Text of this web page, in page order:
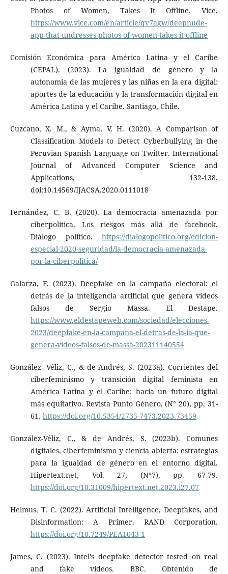
Photos of Women, Takes It Offline. Vice.
https://www.vice.com/en/article/qv7agw/deepnude-
app-that-undresses-photos-of-women-takes-it-offline
Comisión Económica para América Latina y el Caribe
(CEPAL). (2023). La igualdad de género y la
autonomía de las mujeres y las niñas en la era digital:
aportes de la educación y la transformación digital en
América Latina y el Caribe. Santiago, Chile.
Cuzcano, X. M., & Ayma, V. H. (2020). A Comparison of
Classification Models to Detect Cyberbullying in the
Peruvian Spanish Language on Twitter. International
Journal of Advanced Computer Science and
Applications, 132-138.
doi:10.14569/IJACSA.2020.0111018
Fernández, C. B. (2020). La democracia amenazada por
ciberpolitica. Los riesgos más allá de facebook.
Diálogo político.https://dialogopolitico.org/edicion-
especial-2020-seguridad/la-democracia-amenazada-
por-la-ciberpolitica/
Galarza, F. (2023). Deepfake en la campaña electoral: el
detrás de la inteligencia artificial que genera videos
falsos de Sergio Massa. El Destape.
https://www.eldestapeweb.com/sociedad/elecciones-
2023/deepfake-en-la-campana-el-detras-de-la-ia-que-
genera-videos-falsos-de-massa-202311140554
González- Véliz, C., & de Andrés, S. (2023a). Corrientes del
ciberfeminismo y transición digital feminista en
América Latina y el Caribe: hacia un futuro digital
más equitativo. Revista Punto Género, (N° 20), pp, 31-
61. https://doi.org/10.5354/2735-7473.2023.73459
González-Véliz, C., & de Andrés, S. (2023b). Comunes
digitales, ciberfeminismo y ciencia abierta: estrategias
para la igualdad de género en el entorno digital.
Hipertext.net, Vol. 27, (N°7), pp. 67-79.
https://doi.org/10.31009/hipertext.net.2023.i27.07
Helmus, T. C. (2022). Artificial Intelligence, Deepfakes, and
Disinformation: A Primer. RAND Corporation.
https://doi.org/10.7249/PEA1043-1
James, C. (2023). Intel's deepfake detector tested on real
and fake videos. BBC. Obtenido de